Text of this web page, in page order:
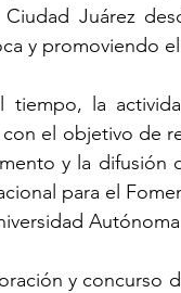
Juárez
y promoviendo
tiempo, la
el objetivo de
y la difusión
para el
y concurso